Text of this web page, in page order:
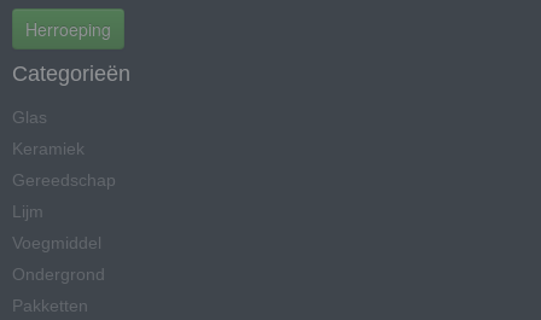
Herroeping
Categorieën
Glas
Keramiek
Gereedschap
Lijm
Voegmiddel
Ondergrond
Pakketten